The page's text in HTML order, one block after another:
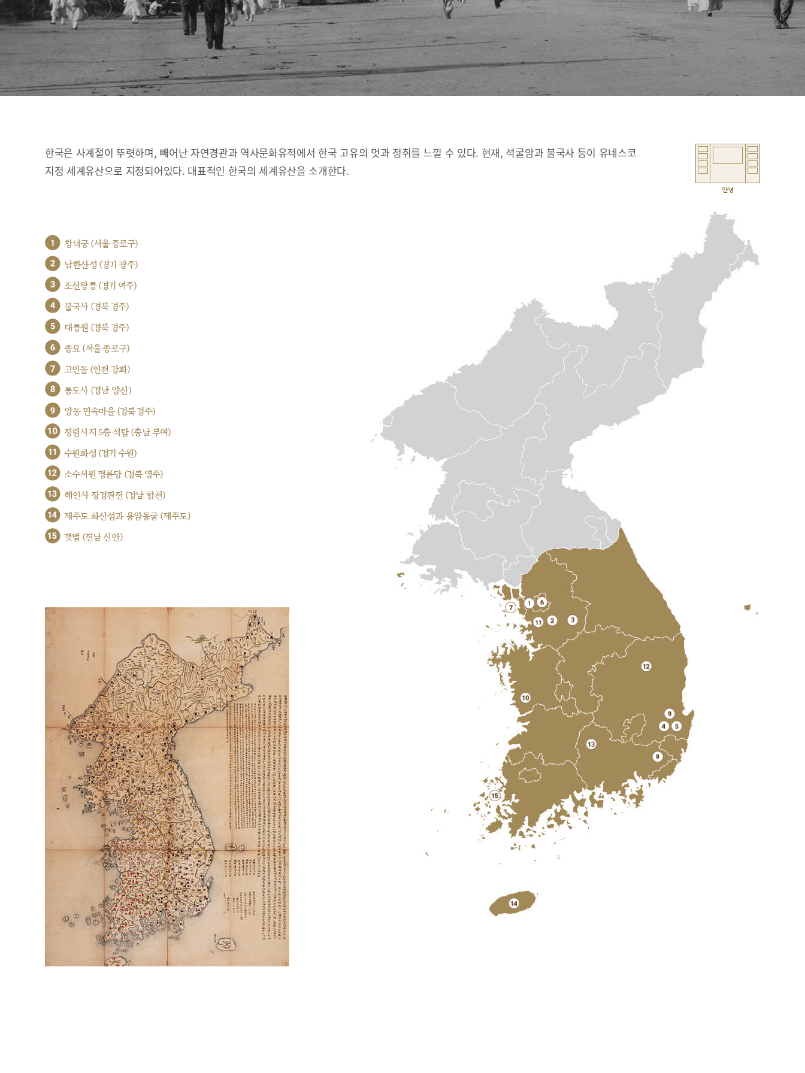
한국은 사계절이 뚜렷하며, 빼어난 자연경관과 역사문화유적에서 한국 고유의 멋과 정취를 느낄 수 있다. 현재, 석굴암과 불국사 등이 유네스코
지정 세계유산으로 지정되어있다. 대표적인 한국의 세계유산을 소개한다.
안녕
1 창덕궁 (서울 종로구)
2 남한산성 (경기 광주)
3 조선왕릉 (경기 여주)
4 불국사 (경북 경주)
5 대릉원 (경북 경주)
6 종묘 (서울 종로구)
7 고인돌 (인천 강화)
8 통도사 (경남 양산)
9 양동 민속마을 (경북 경주)
10 정림사지 5층 석탑 (충남 부여)
11 수원화성 (경기 수원)
12 소수서원 명륜당 (경북 영주)
13 해인사 장경판전 (경남 합천)
14 제주도 화산섬과 용암동굴 (제주도)
15 갯벌 (전남 신안)